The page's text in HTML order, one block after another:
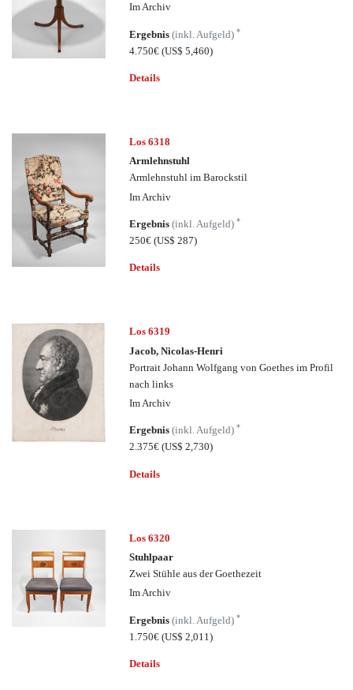
Im Archiv
Ergebnis(inkl. Aufgeld)*
4.750€(US$ 5,460)
Details
Los 6318
Armlehnstuhl
Armlehnstuhl im Barockstil
Im Archiv
Ergebnis(inkl. Aufgeld)*
250€(US$ 287)
Details
Los 6319
Jacob, Nicolas-Henri
Portrait Johann Wolfgang von Goethes im Profil
nach links
Im Archiv
Ergebnis(inkl. Aufgeld)*
2.375€(US$ 2,730)
Details
Los 6320
Stuhlpaar
Zwei Stühle aus der Goethezeit
Im Archiv
Ergebnis(inkl. Aufgeld)*
1.750€(US$ 2,011)
Details